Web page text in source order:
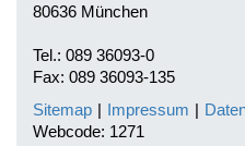
80636 München
Tel.: 089 36093-0
Fax: 089 36093-135
Sitemap | Impressum |
Webcode: 1271